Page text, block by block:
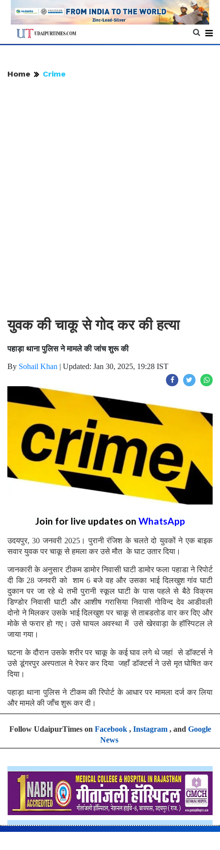
Home Crime
युवक की चाकू से गोद कर की हत्या
पहाड़ा थाना पुलिस ने मामले की जांच शुरू की
By Sohail Khan | Updated: Jan 30, 2025, 19:28 IST
Join for live updates on WhatsApp
उदयपुर, 30 जनवरी 2025। पुरानी रंजिश के चलते दो युवकों ने एक बाइक
सवार युवक पर चाकू से हमला कर उसे मौत के घाट उतार दिया।
जानकारी के अनुसार टीकम डामोर निवासी घाटी डामोर फला पहाडा ने रिपोर्ट
दी कि 28 जनवरी को शाम 6 बजे वह और उसका भाई दिलखुश गांव घाटी
दुकान पर जा रहे थे तभी पुरानी स्कूल घाटी के पास पहले से बैठे विक्रम
डिण्डोर निवासी घाटी और आशीष गरासिया निवासी गोविन्द देव आडीवली
दोनो ने मिलकर उसके भाई दिलखुश पर चाकू से ताबडतोड वार कर दिए और
मोके से फरार हो गए। उसे घायल अवस्था में उसे खेरवाड़ा के हॉस्पिटल ले
जाया गया।
घटना के दौरान उसके शरीर पर चाकू के कई घाव लगे थे जहां से डॉक्टर्स ने
उसे डूंगरपुर अस्पताल मे रेफर कर दिया जहाँ डॉक्टर्स ने उसे मृत घोषित कर
दिया।
पहाड़ा थाना पुलिस ने टीकम की रिपोर्ट के आधार पर मामला दर्ज कर लिया
और मामले की जाँच शुरू कर दी।
Follow UdaipurTimes on Facebook, Instagram, and Google
News